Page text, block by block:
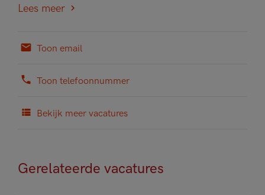
Lees meer
Toon email
Toon telefoonnummer
Bekijk meer vacatures
Gerelateerde vacatures